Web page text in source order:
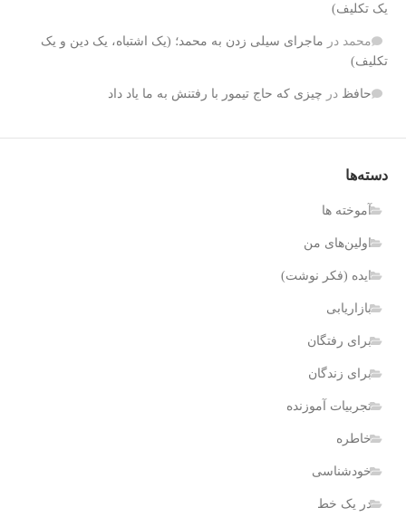
یک تکلیف)
محمد در ماجرای سیلی زدن به محمد؛ (یک اشتباه، یک دین و یک
تکلیف)
حافظ‌ در چیزی که حاج تیمور با رفتنش به ما یاد داد
دسته‌ها
آموخته ها
اولین‌های من
ایده (فکر نوشت)
بازاریابی
برای رفتگان
برای زندگان
تجربیات آموزنده
خاطره
خودشناسی
در یک خط